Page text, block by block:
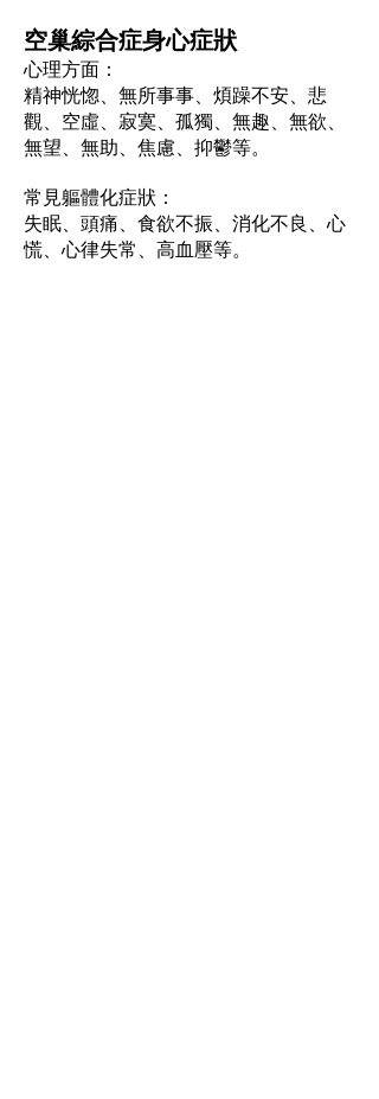
空巢綜合症身心症狀
心理方面：
精神恍惚、無所事事、煩躁不安、悲
觀、空虛、寂寞、孤獨、無趣、無欲、
無望、無助、焦慮、抑鬱等。
常見軀體化症狀：
失眠、頭痛、食欲不振、消化不良、心
慌、心律失常、高血壓等。